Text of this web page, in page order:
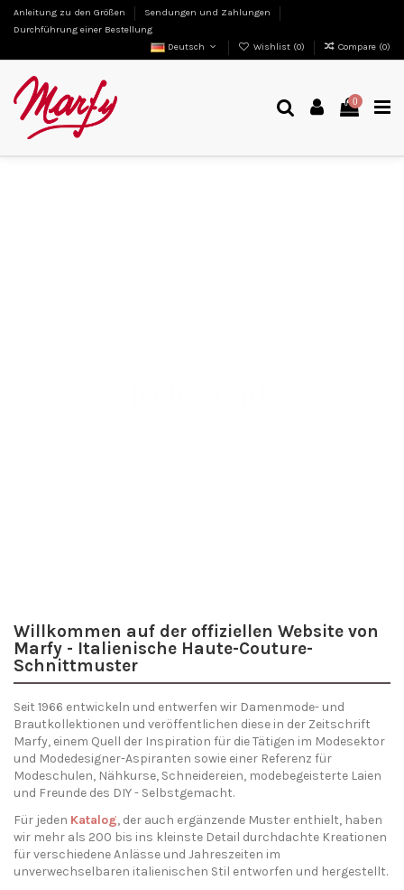
Anleitung zu den Größen
Sendungen und Zahlungen
Durchführung einer Bestellung
Deutsch
Wishlist (0) Compare (0)
0
Willkommen auf der offiziellen Website von
Marfy - Italienische Haute-Couture-
Schnittmuster
Seit 1966 entwickeln und entwerfen wir Damenmode- und
Brautkollektionen und veröffentlichen diese in der Zeitschrift
Marfy, einem Quell der Inspiration für die Tätigen im Modesektor
und Modedesigner-Aspiranten sowie einer Referenz für
Modeschulen, Nähkurse, Schneidereien, modebegeisterte Laien
und Freunde des DIY - Selbstgemacht.
Für jeden Katalog, der auch ergänzende Muster enthielt, haben
wir mehr als 200 bis ins kleinste Detail durchdachte Kreationen
für verschiedene Anlässe und Jahreszeiten im
unverwechselbaren italienischen Stil entworfen und hergestellt.